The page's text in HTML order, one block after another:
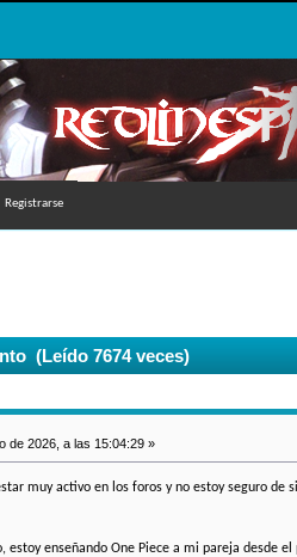
Registrarse
(Leído 7674 veces)
de 2026, a las 15:04:29 »
muy activo en los foros y no estoy seguro
estoy enseñando One Piece a mi pareja desde